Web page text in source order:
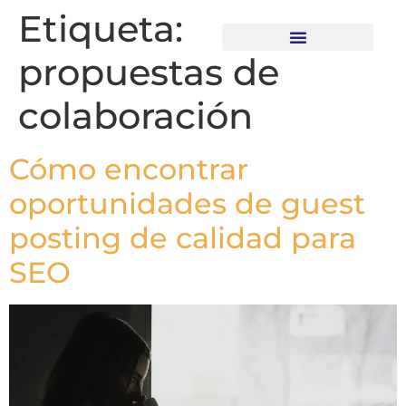
Etiqueta:
propuestas de
colaboración
Cómo encontrar
oportunidades de guest
posting de calidad para
SEO